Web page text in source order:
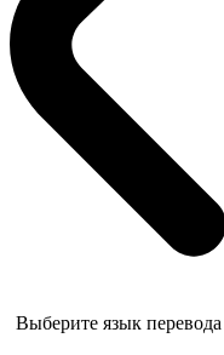
Выберите язык перевода